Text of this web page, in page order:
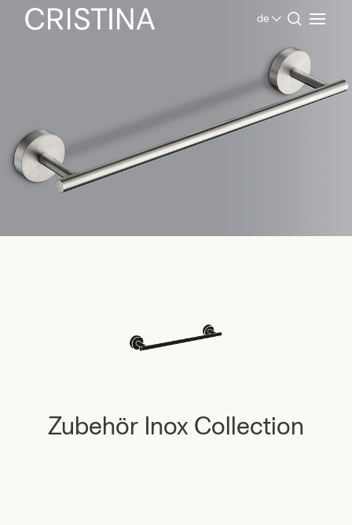
de
Zubehör Inox Collection